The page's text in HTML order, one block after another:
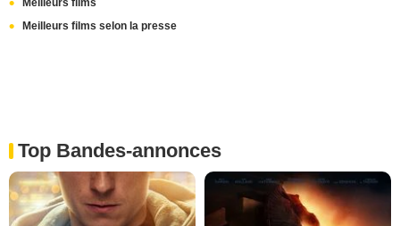
Meilleurs films
Meilleurs films selon la presse
Top Bandes-annonces